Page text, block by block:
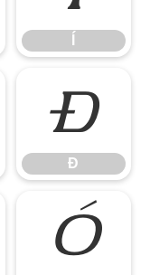
Ð
Ð
Ó